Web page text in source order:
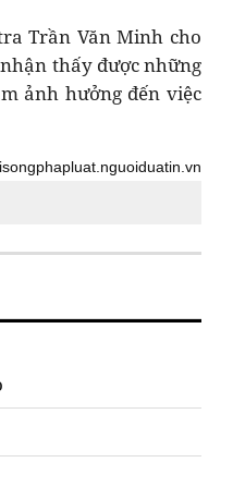
Trần Văn Minh cho
thấy được những
ảnh hưởng đến việc